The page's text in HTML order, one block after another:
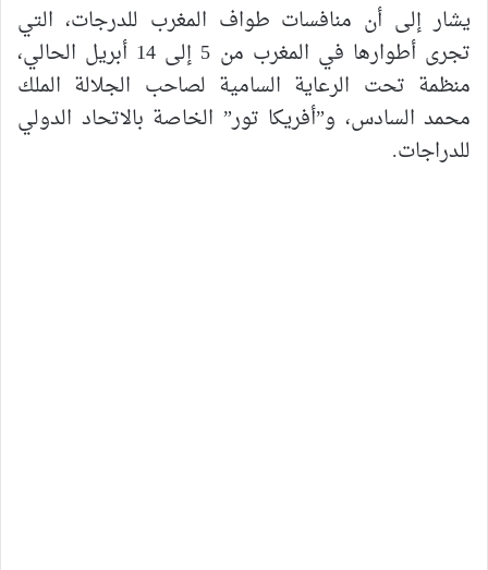
يشار إلى أن منافسات طواف المغرب للدرجات، التي
تجرى أطوارها في المغرب من 5 إلى 14 أبريل الحالي،
منظمة تحت الرعاية السامية لصاحب الجلالة الملك
محمد السادس، و”أفريكا تور” الخاصة بالاتحاد الدولي
للدراجات.